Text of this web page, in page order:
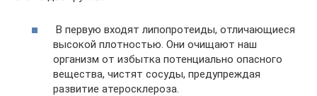
В первую входят липопротеиды, отличающиеся
высокой плотностью. Они очищают наш
организм от избытка потенциально опасного
вещества, чистят сосуды, предупреждая
развитие атеросклероза.